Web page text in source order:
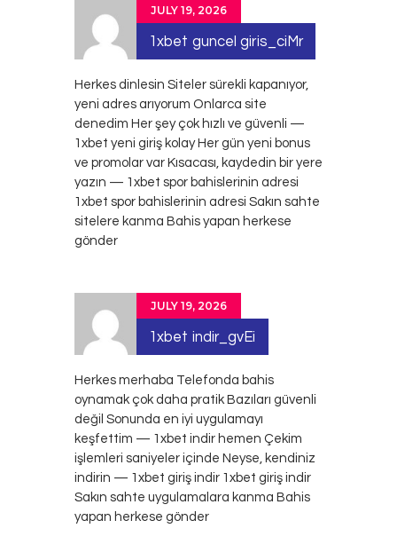
JULY 19, 2026
1xbet guncel giris_ciMr
Herkes dinlesin Siteler sürekli kapanıyor,
yeni adres arıyorum Onlarca site
denedim Her şey çok hızlı ve güvenli —
1xbet yeni giriş kolay Her gün yeni bonus
ve promolar var Kısacası, kaydedin bir yere
yazın — 1xbet spor bahislerinin adresi
1xbet spor bahislerinin adresi Sakın sahte
sitelere kanma Bahis yapan herkese
gönder
JULY 19, 2026
1xbet indir_gvEi
Herkes merhaba Telefonda bahis
oynamak çok daha pratik Bazıları güvenli
değil Sonunda en iyi uygulamayı
keşfettim — 1xbet indir hemen Çekim
işlemleri saniyeler içinde Neyse, kendiniz
indirin — 1xbet giriş indir 1xbet giriş indir
Sakın sahte uygulamalara kanma Bahis
yapan herkese gönder